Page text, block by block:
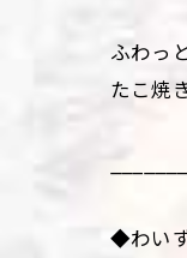
ふわっ
たこ焼
◆わい